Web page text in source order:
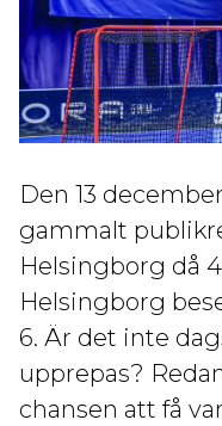
Den 13
gammalt
Helsingborg då
Helsingborg
6. Är det inte
upprepas?
chansen att få